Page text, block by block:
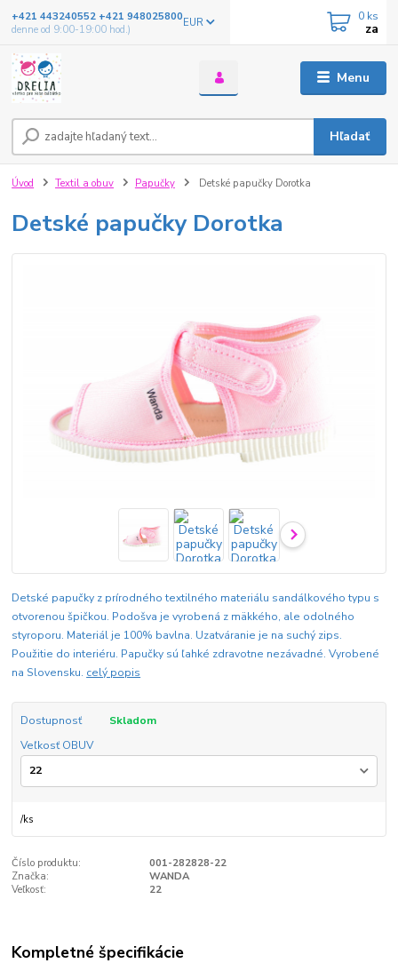
Menu
EUR
Hľadať
+421 443240552 +421 948025800
denne od 9:00-19:00 hod.)
0 ks
za
Úvod Textil a obuv Papučky Detské papučky Dorotka
Detské papučky Dorotka
Detské papučky z prírodného textilného materiálu sandálkového typu s
otvorenou špičkou. Podošva je vyrobená z mäkkého, ale odolného
styroporu. Materiál je 100% bavlna. Uzatváranie je na suchý zips.
Použitie do interiéru. Papučky sú ľahké zdravotne nezávadné. Vyrobené
na Slovensku. celý popis
Dostupnosť
Skladom
Veľkosť OBUV
/ks
Číslo produktu:
001-282828-22
Značka:
WANDA
Veľkosť:
22
Kompletné špecifikácie